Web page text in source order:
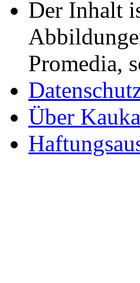
Der Inhalt
Promedia,
Über